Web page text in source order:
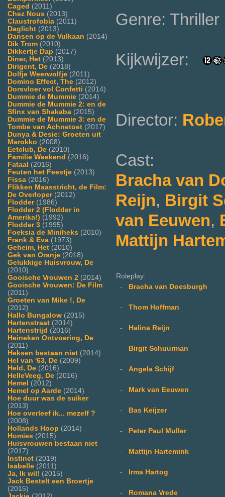
Caged (2011)
Chez Nous (2013)
Claustrofobia (2011)
Daglicht (2013)
Dansen op de Vulkaan (2014)
Dik Trom (2010)
Dikkertje Dap (2017)
Diner, Het (2013)
Dirigent, De (2018)
Dolfje Weerwolfje (2011)
Domino Effect, The (2012)
Dorsvloer vol Confetti (2014)
Dummie de Mummie (2014)
Dummie de Mummie 2: en de
Sfinx van Shakaba (2015)
Dummie de Mummie 3: en de
Tombe van Achnetoet (2017)
Dunya & Desie: Groeten uit
Marokko (2008)
Eetclub, De (2010)
Familie Weekend (2016)
Fataal (2016)
Feuten het Feestje (2013)
Fissa (2016)
Flikken Maasstricht, de Film:
De Overloper(2012)
Flodder(1986)
Flodder 2 (Flodder in
Amerika!) (1992)
Flodder 3 (1995)
Foeksia de Miniheks (2010)
Frank & Eva (1973)
Geheim, Het (2010)
Gek van Oranje (2018)
Gelukkige Huisvrouw, De
(2010)
Gooische Vrouwen 2 (2014)
Gooische Vrouwen: De Film
(2011)
Groeten van Mike !, De
(2012)
Hallo Bungalow (2015)
Hartenstraat (2014)
Hartenstrijd (2016)
Heineken Ontvoering, De
(2011)
Heksen bestaan niet (2014)
Hel van '63, De (2009)
Held, De (2016)
HelleVeeg, De (2016)
Hemel (2012)
Hemel op Aarde (2014)
Hoe duur was de suiker
(2013)
Hoe overleef ik... mezelf ?
(2008)
Hollands Hoop (2014)
Homies (2015)
Huisvrouwen bestaan niet
(2017)
Instinct (2019)
Isabelle (2011)
Ja, Ik wil! (2015)
Jack Bestelt een Broertje
(2015)
Genre: Thriller
Kijkwijzer:
Director:
Cast:
Bracha van
Reijn, Birgit
van Eeuwen,
Mattijn
Roleplay:
-
Bracha van Doesburgh
- Thom Hoffman
- Halina Reijn
- Birgit Schuurman
- Angela Schijf
- Mark van Eeuwen
- Bas Keijzer
- Peter Paul Muller
- Mattijn Hartemink
- Irma Hartog
- Romana Vrede